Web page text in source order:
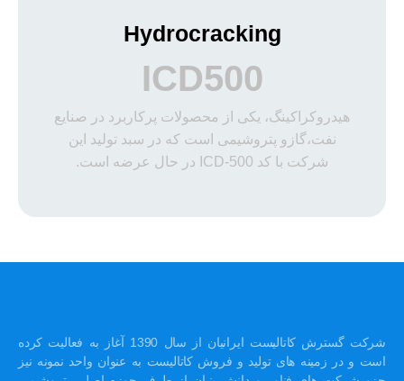
Hydrocracking
ICD500
هیدروکراکینگ، یکی از محصولات پرکاربرد در صنایع
نفت،گازو پتروشیمی است که در سبد تولید این
شرکت با کد ICD-500 در حال عرضه است.
شرکت گسترش کاتالیست ایرانیان از سال 1390 آغاز به فعالیت کرده
است و در زمینه های تولید و فروش کاتالیست به عنوان واحد نمونه نیز